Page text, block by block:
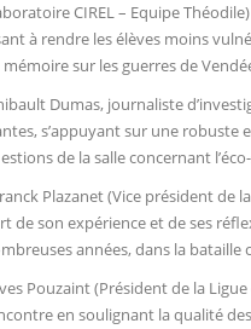
CIREL – Equipe
à rendre les élèves moins
mémoire sur les guerres de
Dumas, journaliste
s’appuyant sur une
de la salle concernant
Plazanet (Vice président de
de son expérience et de ses
années, dans la bataille
Pouzaint (Président de la
en soulignant la qualité